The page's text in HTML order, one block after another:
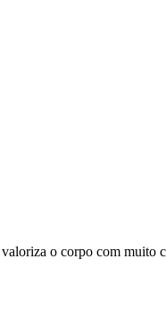
o corpo com muito